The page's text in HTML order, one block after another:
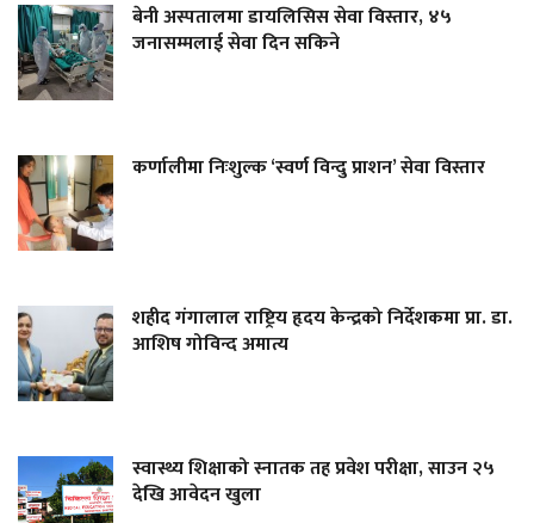
बेनी अस्पतालमा डायलिसिस सेवा विस्तार, ४५
जनासम्मलाई सेवा दिन सकिने
कर्णालीमा निःशुल्क ‘स्वर्ण विन्दु प्राशन’ सेवा विस्तार
शहीद गंगालाल राष्ट्रिय हृदय केन्द्रको निर्देशकमा प्रा. डा.
आशिष गोविन्द अमात्य
स्वास्थ्य शिक्षाको स्नातक तह प्रवेश परीक्षा, साउन २५
देखि आवेदन खुला